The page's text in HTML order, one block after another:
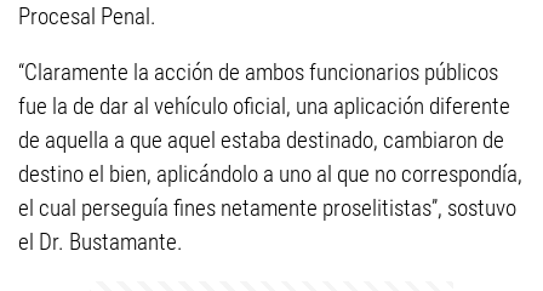
Procesal Penal.
“Claramente la acción de ambos funcionarios públicos
fue la de dar al vehículo oficial, una aplicación diferente
de aquella a que aquel estaba destinado, cambiaron de
destino el bien, aplicándolo a uno al que no correspondía,
el cual perseguía fines netamente proselitistas”, sostuvo
el Dr. Bustamante.